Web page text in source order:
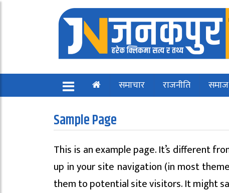
समाचार राजनीति समाज
Sample Page
This is an example page. It’s different
up in your site navigation (in most
them to potential site visitors. It might